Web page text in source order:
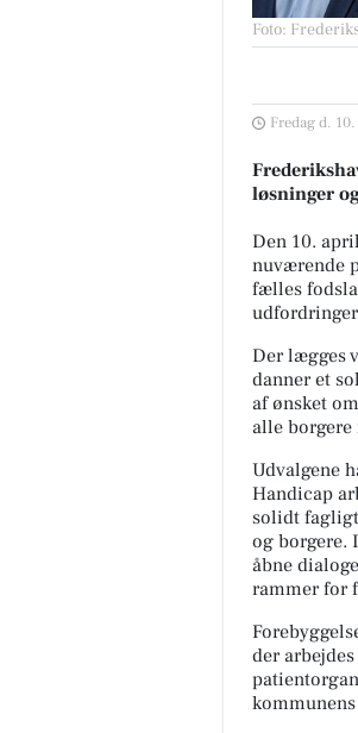
Foto:
Fredag d.
løsninger
Den 10.
nuværende
fælles
Der lægges
danner et
af ønsket
alle borgere
Udvalgene
Handicap
solidt fagligt
og borgere.
åbne
rammer for
der